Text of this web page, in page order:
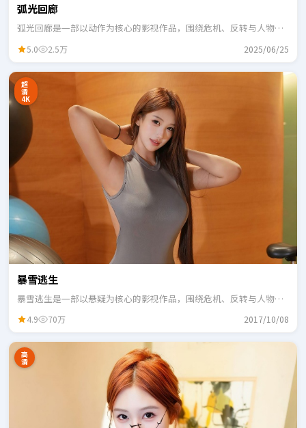
弧光回廊
弧光回廊是一部以动作为核心的影视作品，围绕危机、反转与人物成
5.0 2.5万 2025/06/25
超
清
4K
暴雪逃生
暴雪逃生是一部以悬疑为核心的影视作品，围绕危机、反转与人物成
4.9 70万 2017/10/08
高
清